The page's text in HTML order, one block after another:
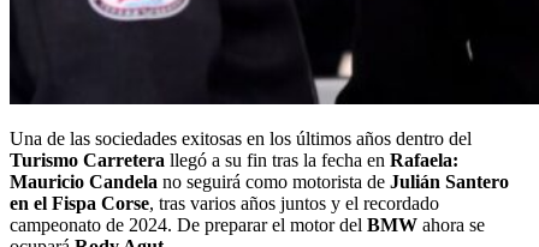
Una de las sociedades exitosas en los últimos años dentro del
Turismo Carretera llegó a su fin tras la fecha en Rafaela:
Mauricio Candela no seguirá como motorista de Julián Santero
en el Fispa Corse, tras varios años juntos y el recordado
campeonato de 2024. De preparar el motor del BMW ahora se